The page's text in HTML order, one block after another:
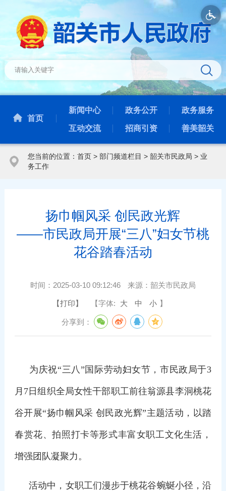
首页
新闻中心 政务公开 政务服务
互动交流 招商引资 善美韶关
您当前的位置： 首页> 部门频道栏目 > 韶关市民政局 > 业
务工作
扬巾帼风采 创民政光辉
——市民政局开展“三八”妇女节桃
花谷踏春活动
时间： 2025-03-10 09:12:46 来源： 韶关市民政局
【打印】 【字体: 大 中 小 】
分享到：
为庆祝“三八”国际劳动妇女节，市民政局于3
月7日组织全局女性干部职工前往翁源县李洞桃花
谷开展“扬巾帼风采 创民政光辉”主题活动，以踏
春赏花、拍照打卡等形式丰富女职工文化生活，
增强团队凝聚力。
活动中，女职工们漫步于桃花谷蜿蜒小径，沿